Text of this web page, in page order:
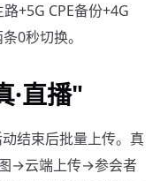
+5G CPE备份+4G
0秒切换。
·直播"
结束后批量上传。真
→云端上传→参会者